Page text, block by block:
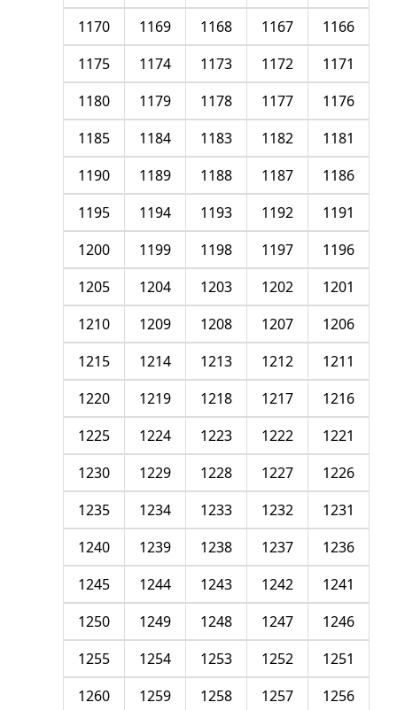
1166
1167
1168
1169
1170
1171
1172
1173
1174
1175
1176
1177
1178
1179
1180
1181
1182
1183
1184
1185
1186
1187
1188
1189
1190
1191
1192
1193
1194
1195
1196
1197
1198
1199
1200
1201
1202
1203
1204
1205
1206
1207
1208
1209
1210
1211
1212
1213
1214
1215
1216
1217
1218
1219
1220
1221
1222
1223
1224
1225
1226
1227
1228
1229
1230
1231
1232
1233
1234
1235
1236
1237
1238
1239
1240
1241
1242
1243
1244
1245
1246
1247
1248
1249
1250
1251
1252
1253
1254
1255
1256
1257
1258
1259
1260